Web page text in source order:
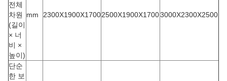
전체
차원
(길이
× 너
비 ×
높이)
mm 2300X1900X17002500X1900X17003000X2300X2500
단순
한 보